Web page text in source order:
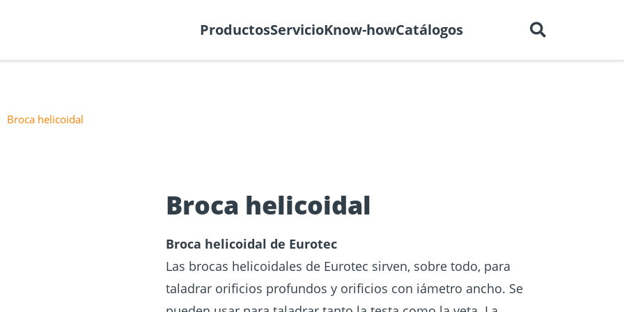
Español
Productos
para madera
ServicioKnow-howCatálogos
Broca helicoidal
Broca helicoidal
Broca helicoidal de Eurotec
Las brocas helicoidales de Eurotec sirven, sobre todo, para
taladrar orificios profundos y orificios con iámetro ancho. Se